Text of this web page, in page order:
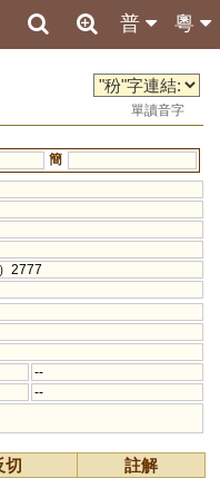
粵
普
單讀音字
簡
2777
--
--
切
註解